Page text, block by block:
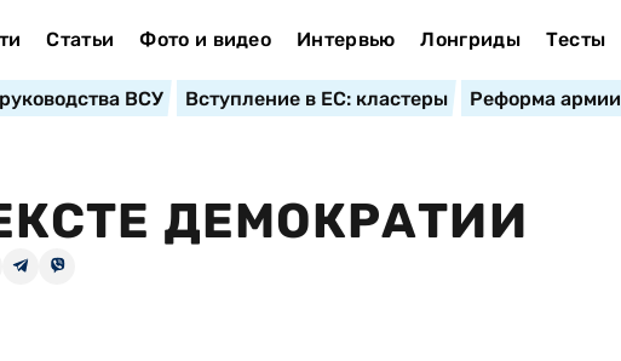
Статьи Фото и видео Интервью Лонгриды Тесты
ВСУ Вступление в ЕС: кластеры Реформа армии
ДЕМОКРАТИИ